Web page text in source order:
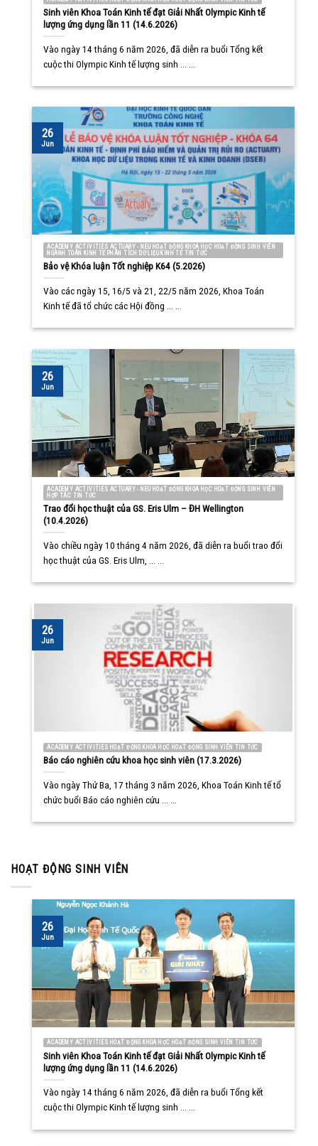
Sinh viên Khoa Toán Kinh tế đạt Giải Nhất Olympic Kinh tế
lượng ứng dụng lần 11 (14.6.2026)
Vào ngày 14 tháng 6 năm 2026, đã diễn ra buổi Tổng kết
cuộc thi Olympic Kinh tế lượng sinh ... ...
ACADEMY ACTIVITIES ACTUARY - NEU HOẠT ĐỘNG KHOA HỌC HOẠT ĐỘNG SINH VIÊN
NGÀNH TOÁN KINH TẾ PHÂN TÍCH DỮ LIỆU KINH TẾ TIN TỨC
Bảo vệ Khóa luận Tốt nghiệp K64 (5.2026)
Vào các ngày 15, 16/5 và 21, 22/5 năm 2026, Khoa Toán
Kinh tế đã tổ chức các Hội đồng ... ...
26
Jun
ACADEMY ACTIVITIES ACTUARY - NEU HOẠT ĐỘNG KHOA HỌC HOẠT ĐỘNG SINH VIÊN
HỢP TÁC TIN TỨC
Trao đổi học thuật của GS. Eris Ulm – ĐH Wellington
(10.4.2026)
Vào chiều ngày 10 tháng 4 năm 2026, đã diễn ra buổi trao đổi
học thuật của GS. Eris Ulm, ... ...
26
Jun
ACADEMY ACTIVITIES HOẠT ĐỘNG KHOA HỌC HOẠT ĐỘNG SINH VIÊN TIN TỨC
Báo cáo nghiên cứu khoa học sinh viên (17.3.2026)
Vào ngày Thứ Ba, 17 tháng 3 năm 2026, Khoa Toán Kinh tế tổ
chức buổi Báo cáo nghiên cứu ... ...
26
Jun
HOẠT ĐỘNG SINH VIÊN
ACADEMY ACTIVITIES HOẠT ĐỘNG KHOA HỌC HOẠT ĐỘNG SINH VIÊN TIN TỨC
Sinh viên Khoa Toán Kinh tế đạt Giải Nhất Olympic Kinh tế
lượng ứng dụng lần 11 (14.6.2026)
Vào ngày 14 tháng 6 năm 2026, đã diễn ra buổi Tổng kết
cuộc thi Olympic Kinh tế lượng sinh ... ...
26
Jun